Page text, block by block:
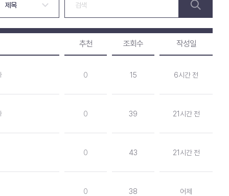
추천 조회수 작성일
0 15 6시간 전
0 39 21시간 전
0 43 21시간 전
0 38 어제